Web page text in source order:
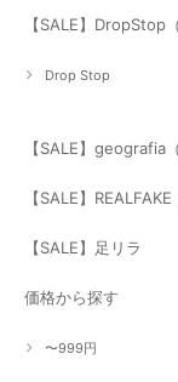
【SALE】DropStop
Drop Stop
【SALE】geografia
【SALE】REALFAKE
【SALE】足リラ
価格から探す
〜999円